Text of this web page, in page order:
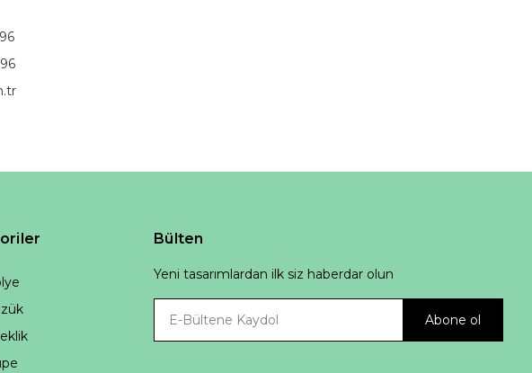
Bülten
Yeni tasarımlardan ilk siz haberdar olun
Abone ol